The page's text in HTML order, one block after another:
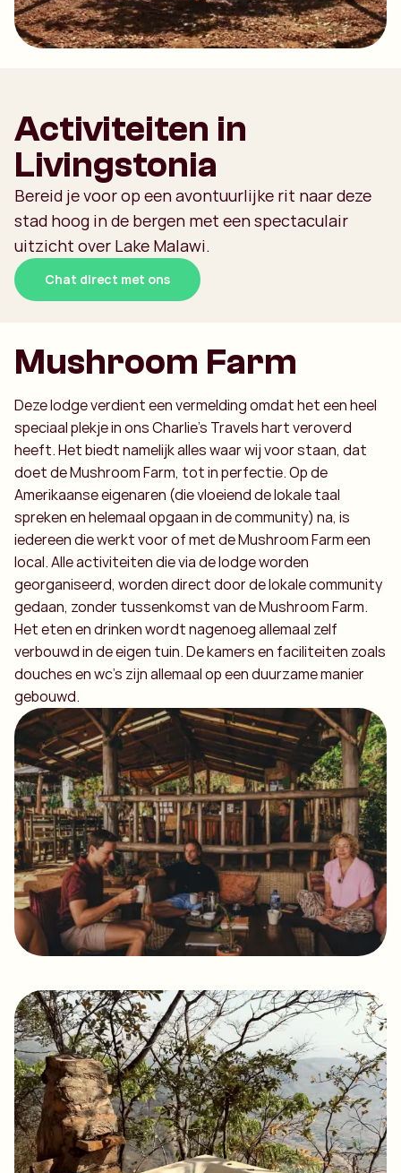
Activiteiten in
Livingstonia
Bereid je voor op een avontuurlijke rit naar deze
stad hoog in de bergen met een spectaculair
uitzicht over Lake Malawi.
Chat direct met ons
Mushroom Farm
Deze lodge verdient een vermelding omdat het een heel
speciaal plekje in ons Charlie’s Travels hart veroverd
heeft. Het biedt namelijk alles waar wij voor staan, dat
doet de Mushroom Farm, tot in perfectie. Op de
Amerikaanse eigenaren (die vloeiend de lokale taal
spreken en helemaal opgaan in de community) na, is
iedereen die werkt voor of met de Mushroom Farm een
local. Alle activiteiten die via de lodge worden
georganiseerd, worden direct door de lokale community
gedaan, zonder tussenkomst van de Mushroom Farm.
Het eten en drinken wordt nagenoeg allemaal zelf
verbouwd in de eigen tuin. De kamers en faciliteiten zoals
douches en wc’s zijn allemaal op een duurzame manier
gebouwd.